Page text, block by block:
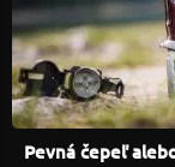
Pevná čepeľ